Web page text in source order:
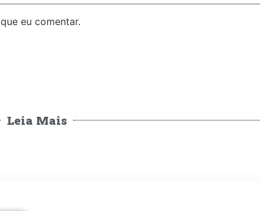
eu comentar.
Leia Mais